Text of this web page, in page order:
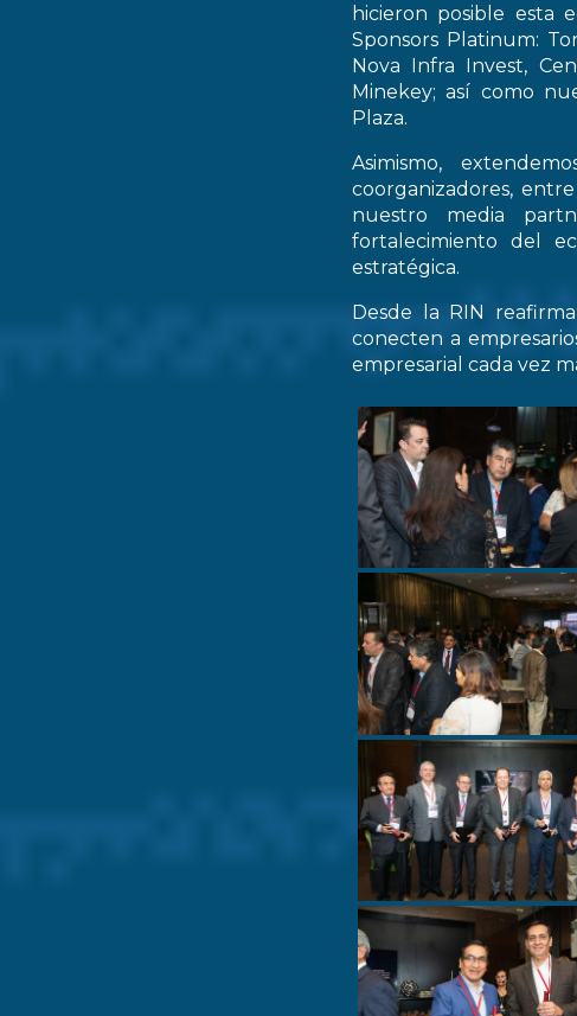
hicieron posible esta
Sponsors Platinum:
Nova Infra Invest,
Minekey; así como
Plaza.
Asimismo,
coorganizadores,
nuestro media
fortalecimiento del
estratégica.
Desde la RIN
conecten a
empresarial cada vez